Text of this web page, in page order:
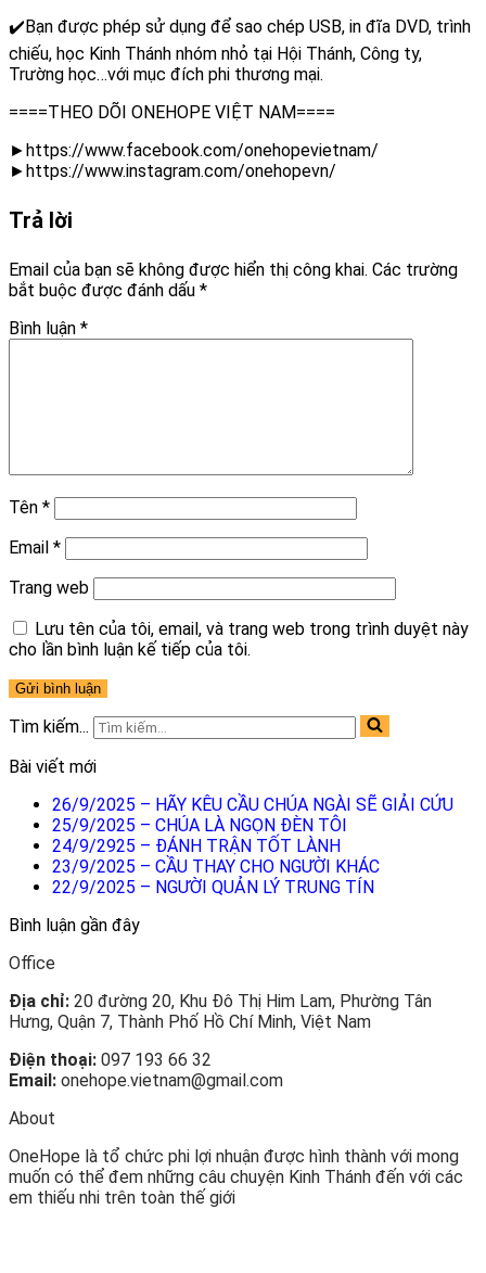
✔️Bạn được phép sử dụng để sao chép USB, in đĩa DVD, trình
chiếu, học Kinh Thánh nhóm nhỏ tại Hội Thánh, Công ty,
Trường học…với mục đích phi thương mại.
====THEO DÕI ONEHOPE VIỆT NAM====
►https://www.facebook.com/onehopevietnam/
►https://www.instagram.com/onehopevn/
Trả lời
Email của bạn sẽ không được hiển thị công khai. Các trường
bắt buộc được đánh dấu *
Bình luận *
Tên *
Email *
Trang web
Lưu tên của tôi, email, và trang web trong trình duyệt này
cho lần bình luận kế tiếp của tôi.
Tìm kiếm...
Bài viết mới
26/9/2025 – HÃY KÊU CẦU CHÚA NGÀI SẼ GIẢI CỨU
25/9/2025 – CHÚA LÀ NGỌN ĐÈN TÔI
24/9/2925 – ĐÁNH TRẬN TỐT LÀNH
23/9/2025 – CẦU THAY CHO NGƯỜI KHÁC
22/9/2025 – NGƯỜI QUẢN LÝ TRUNG TÍN
Bình luận gần đây
Office
Địa chỉ: 20 đường 20, Khu Đô Thị Him Lam, Phường Tân
Hưng, Quận 7, Thành Phố Hồ Chí Minh, Việt Nam
Điện thoại: 097 193 66 32
Email: onehope.vietnam@gmail.com
About
OneHope là tổ chức phi lợi nhuận được hình thành với mong
muốn có thể đem những câu chuyện Kinh Thánh đến với các
em thiếu nhi trên toàn thế giới